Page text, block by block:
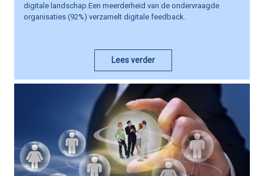
digitale landschap.Een meerderheid van de ondervraagde
organisaties (92%) verzamelt digitale feedback.
Lees verder